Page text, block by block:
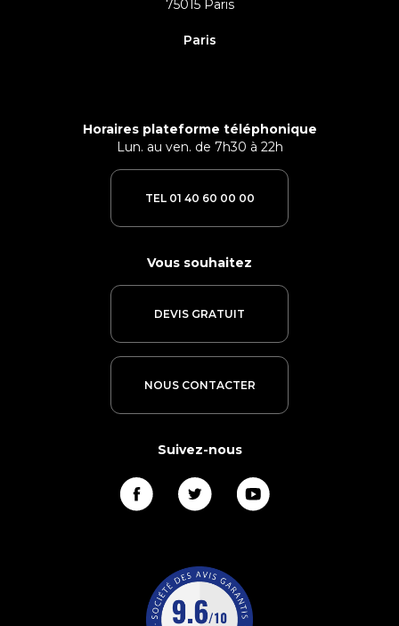
75015 Paris
Paris
Vous souhaitez
DEVIS GRATUIT
NOUS CONTACTER
Horaires plateforme téléphonique
Lun. au ven. de 7h30 à 22h
TEL 01 40 60 00 00
Suivez-nous